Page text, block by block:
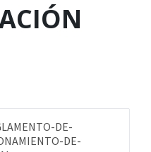
DE-
DE-